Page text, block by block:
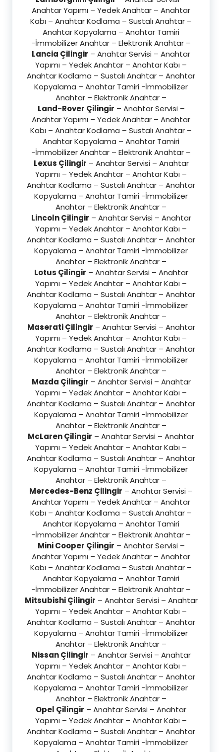
Anahtar Yapımı – Yedek Anahtar – Anahtar
Kabı – Anahtar Kodlama – Sustalı Anahtar –
Anahtar Kopyalama – Anahtar Tamiri
-İmmobilizer Anahtar – Elektronik Anahtar –
Lancia Çilingir – Anahtar Servisi – Anahtar
Yapımı – Yedek Anahtar – Anahtar Kabı –
Anahtar Kodlama – Sustalı Anahtar – Anahtar
Kopyalama – Anahtar Tamiri -İmmobilizer
Anahtar – Elektronik Anahtar –
Land-Rover Çilingir – Anahtar Servisi –
Anahtar Yapımı – Yedek Anahtar – Anahtar
Kabı – Anahtar Kodlama – Sustalı Anahtar –
Anahtar Kopyalama – Anahtar Tamiri
-İmmobilizer Anahtar – Elektronik Anahtar –
Lexus Çilingir – Anahtar Servisi – Anahtar
Yapımı – Yedek Anahtar – Anahtar Kabı –
Anahtar Kodlama – Sustalı Anahtar – Anahtar
Kopyalama – Anahtar Tamiri -İmmobilizer
Anahtar – Elektronik Anahtar –
Lincoln Çilingir – Anahtar Servisi – Anahtar
Yapımı – Yedek Anahtar – Anahtar Kabı –
Anahtar Kodlama – Sustalı Anahtar – Anahtar
Kopyalama – Anahtar Tamiri -İmmobilizer
Anahtar – Elektronik Anahtar –
Lotus Çilingir – Anahtar Servisi – Anahtar
Yapımı – Yedek Anahtar – Anahtar Kabı –
Anahtar Kodlama – Sustalı Anahtar – Anahtar
Kopyalama – Anahtar Tamiri -İmmobilizer
Anahtar – Elektronik Anahtar –
Maserati Çilingir – Anahtar Servisi – Anahtar
Yapımı – Yedek Anahtar – Anahtar Kabı –
Anahtar Kodlama – Sustalı Anahtar – Anahtar
Kopyalama – Anahtar Tamiri -İmmobilizer
Anahtar – Elektronik Anahtar –
Mazda Çilingir – Anahtar Servisi – Anahtar
Yapımı – Yedek Anahtar – Anahtar Kabı –
Anahtar Kodlama – Sustalı Anahtar – Anahtar
Kopyalama – Anahtar Tamiri -İmmobilizer
Anahtar – Elektronik Anahtar –
McLaren Çilingir – Anahtar Servisi – Anahtar
Yapımı – Yedek Anahtar – Anahtar Kabı –
Anahtar Kodlama – Sustalı Anahtar – Anahtar
Kopyalama – Anahtar Tamiri -İmmobilizer
Anahtar – Elektronik Anahtar –
Mercedes-Benz Çilingir – Anahtar Servisi –
Anahtar Yapımı – Yedek Anahtar – Anahtar
Kabı – Anahtar Kodlama – Sustalı Anahtar –
Anahtar Kopyalama – Anahtar Tamiri
-İmmobilizer Anahtar – Elektronik Anahtar –
Mini Cooper Çilingir – Anahtar Servisi –
Anahtar Yapımı – Yedek Anahtar – Anahtar
Kabı – Anahtar Kodlama – Sustalı Anahtar –
Anahtar Kopyalama – Anahtar Tamiri
-İmmobilizer Anahtar – Elektronik Anahtar –
Mitsubishi Çilingir – Anahtar Servisi – Anahtar
Yapımı – Yedek Anahtar – Anahtar Kabı –
Anahtar Kodlama – Sustalı Anahtar – Anahtar
Kopyalama – Anahtar Tamiri -İmmobilizer
Anahtar – Elektronik Anahtar –
Nissan Çilingir – Anahtar Servisi – Anahtar
Yapımı – Yedek Anahtar – Anahtar Kabı –
Anahtar Kodlama – Sustalı Anahtar – Anahtar
Kopyalama – Anahtar Tamiri -İmmobilizer
Anahtar – Elektronik Anahtar –
Opel Çilingir – Anahtar Servisi – Anahtar
Yapımı – Yedek Anahtar – Anahtar Kabı –
Anahtar Kodlama – Sustalı Anahtar – Anahtar
Kopyalama – Anahtar Tamiri -İmmobilizer